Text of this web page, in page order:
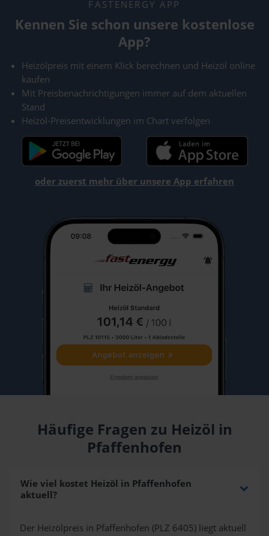
FASTENERGY APP
Kennen Sie schon unsere kostenlose
App?
Heizölpreis mit einem Klick berechnen und Heizöl online
kaufen
Mit Preisbenachrichtigungen immer auf dem aktuellen
Stand
Heizöl-Preisentwicklungen im Chart verfolgen
oder zuerst mehr über unsere App erfahren
Häufige Fragen zu Heizöl in
Pfaffenhofen
Wie viel kostet Heizöl in Pfaffenhofen
aktuell?
Der Heizölpreis in Pfaffenhofen (PLZ 6405) liegt aktuell